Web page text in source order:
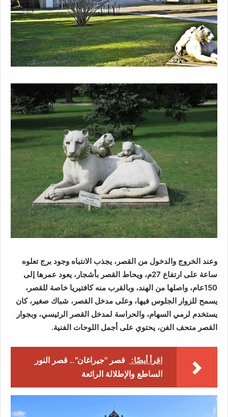
وعند الخروج والدخول من القصر، يجذب الانتباه وجود برج تعلوه
ساعة على ارتفاع 27م، ويحاط القصر بأشجار، يعود عمرها إلى
150عام، واصلها من الهند، وبالقرب منه كافتيريا خاصة للقصر،
يسمح للزوار الجلوس فيها، وعلى مدخل القصر، شباك صغير، كان
يستخدم لرمي السهام، والحراسة لمدخل القصر الرئيسي، وبجوار
القصر متحف الفن، يحتوي على أجمل اللوحات الفنية.
اقرأ أيضًا:
قصر "جيراغان".. قصر النور
الساطع والإطلالة الرائعة